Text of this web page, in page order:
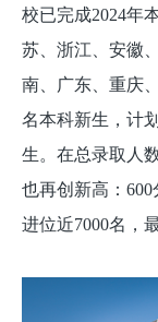
校已完成2024年
苏、浙江、安徽
南、广东、重庆
名本科新生，计
生。在总录取人
也再创新高：
进位近7000名，